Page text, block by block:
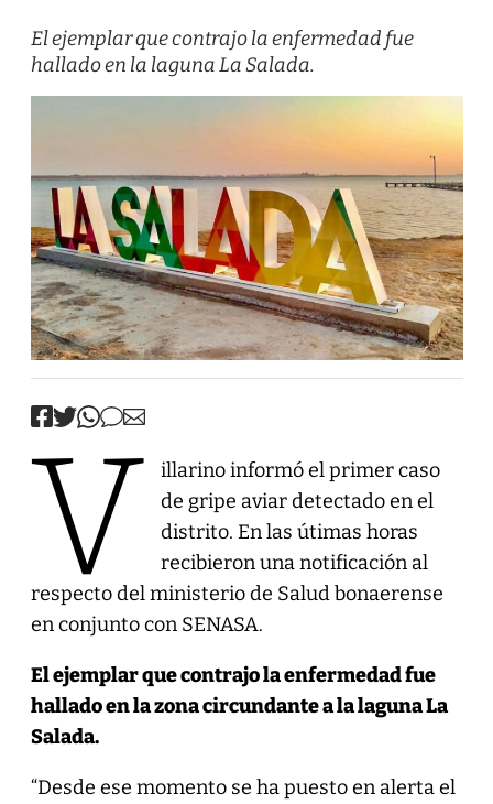
El ejemplar que contrajo la enfermedad fue
hallado en la laguna La Salada.
V
illarino informó el primer caso
de gripe aviar detectado en el
distrito. En las útimas horas
recibieron una notificación al
respecto del ministerio de Salud bonaerense
en conjunto con SENASA.
El ejemplar que contrajo la enfermedad fue
hallado en la zona circundante a la laguna La
Salada.
“Desde ese momento se ha puesto en alerta el